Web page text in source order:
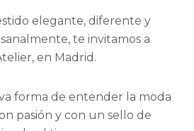
elegante, diferente y
te invitamos a
en Madrid.
forma de entender la moda
pasión y con un sello de